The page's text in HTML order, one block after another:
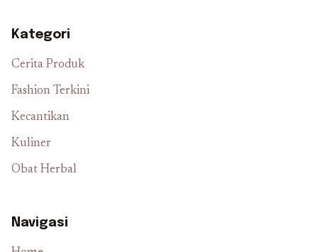
Kategori
Cerita Produk
Fashion Terkini
Kecantikan
Kuliner
Obat Herbal
Navigasi